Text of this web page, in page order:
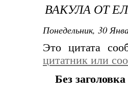
ВАКУЛА ОТ
Понедельник, 30
Это цитата
цитатник или
Без заголовка